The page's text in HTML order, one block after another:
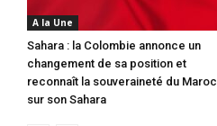
A la Une
Sahara : la Colombie annonce un
changement de sa position et
reconnaît la souveraineté du Maroc
sur son Sahara